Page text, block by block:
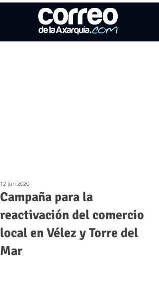
Campaña para la
reactivación del comercio
local en Vélez y Torre del
Mar
12 jun 2020